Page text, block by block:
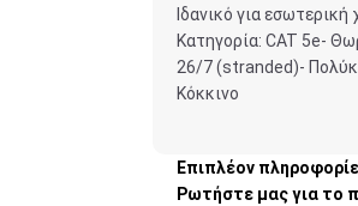
Ιδανικό για
Κατηγορία: CAT 5e-
26/7 (stranded)-
Κόκκινο
Επιπλέον
Ρωτήστε μας για το